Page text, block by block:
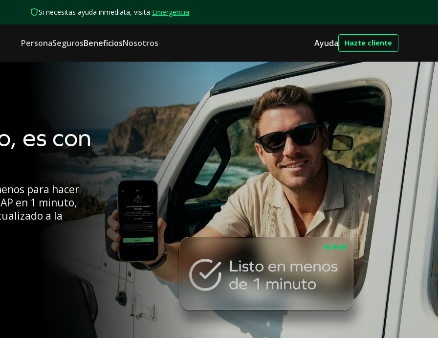
Si necesitas ayuda inmediata, visita Emergencia
PersonaSegurosBeneficiosNosotros Ayuda Hazte cliente
es con
para hacer
en 1 minuto,
a la